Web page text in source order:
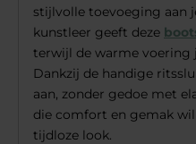
stijlvolle toevoeging aan
kunstleer geeft deze
terwijl de warme voering
Dankzij de handige
aan, zonder gedoe met
die comfort en gemak
tijdloze look.